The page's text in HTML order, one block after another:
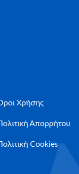
Χρήσης
Απορρήτου
Cookies